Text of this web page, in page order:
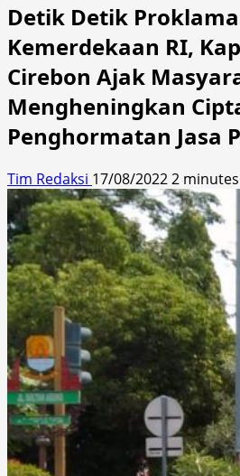
Detik Detik
Kemerdekaan RI,
Cirebon Ajak
Mengheningkan
Penghormatan Jasa
Tim Redaksi 17/08/20222